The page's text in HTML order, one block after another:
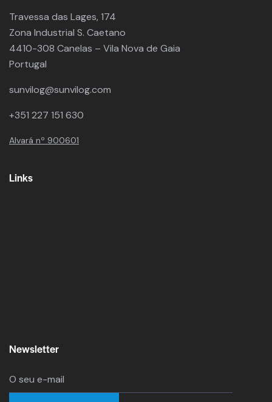
Travessa das Lages, 174
Zona Industrial S. Caetano
4410-308 Canelas – Vila Nova de Gaia
Portugal
sunvilog@sunvilog.com
+351 227 151 630
Alvará nº 900601
Links
Newsletter